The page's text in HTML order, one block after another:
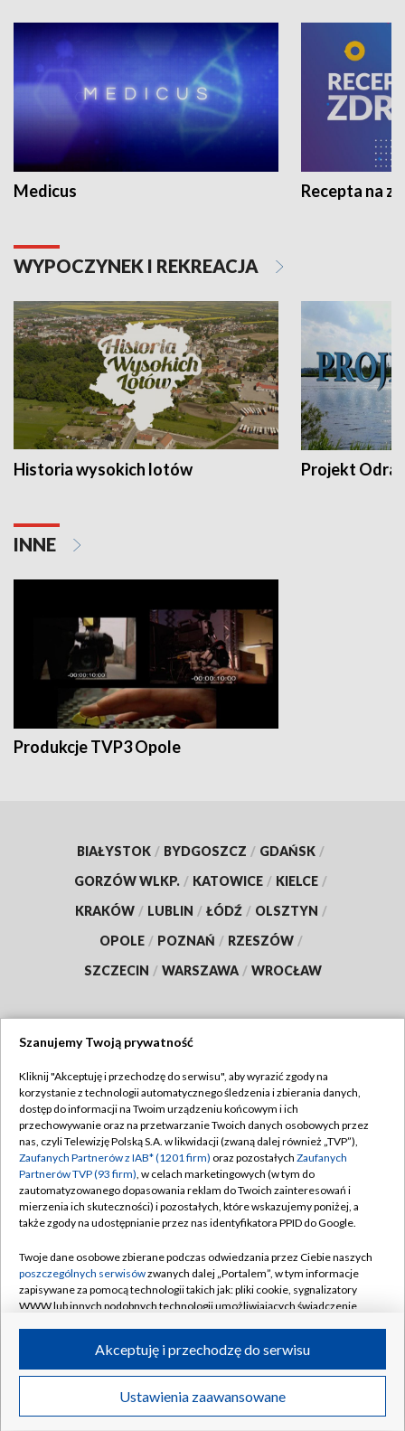
Medicus Recepta na
WYPOCZYNEK I REKREACJA
Historia wysokich lotów Projekt Odra
INNE
Produkcje TVP3 Opole
BIAŁYSTOK / BYDGOSZCZ / GDAŃSK /
GORZÓW WLKP. / KATOWICE / KIELCE /
KRAKÓW / LUBLIN / ŁÓDŹ / OLSZTYN /
OPOLE / POZNAŃ / RZESZÓW /
SZCZECIN / WARSZAWA / WROCŁAW
TVP
Abonament TVP
Emisja w TVP
Centrum informacji TVP
Naziemna Telewizja Cyfrowa
Rada Programowa
System NOS
Informacje o nadawcy
Program dla prasy
Ogłoszenie przetargowe
Regulamin TVP
Polityka prywatności
Moje zgody
Pomoc
Kontakt
Kanały
©2026 Telewizja Polska S.A. w likwidacji
Szanujemy Twoją prywatność
Kliknij "Akceptuję i przechodzę do serwisu", aby wyrazić zgody na
korzystanie z technologii automatycznego śledzenia i zbierania danych,
dostęp do informacji na Twoim urządzeniu końcowym i ich
przechowywanie oraz na przetwarzanie Twoich danych osobowych przez
nas, czyli Telewizję Polską S.A. w likwidacji (zwaną dalej również „TVP”),
Zaufanych Partnerów z IAB* (1201 firm) oraz pozostałych Zaufanych
Partnerów TVP (93 firm), w celach marketingowych (w tym do
zautomatyzowanego dopasowania reklam do Twoich zainteresowań i
mierzenia ich skuteczności) i pozostałych, które wskazujemy poniżej, a
także zgody na udostępnianie przez nas identyfikatora PPID do Google.
Twoje dane osobowe zbierane podczas odwiedzania przez Ciebie naszych
poszczególnych serwisówzwanych dalej „Portalem”, w tym informacje
zapisywane za pomocą technologii takich jak: pliki cookie, sygnalizatory
WWW lub innych podobnych technologii umożliwiających świadczenie
ruchu w Internecie.
Twoje dane osobowe zbierane podczas odwiedzania przez Ciebie
poszczególnych serwisówna Portalu, takie jak adresy IP, identyfikatory
Ustawienia zaawansowane
Akceptuję i przechodzę do serwisu